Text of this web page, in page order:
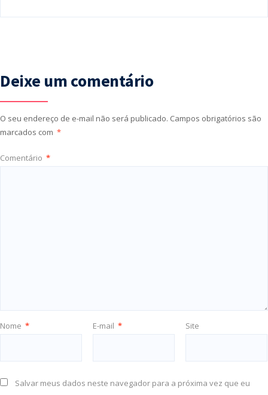
Deixe um comentário
O seu endereço de e-mail não será publicado. Campos obrigatórios são
marcados com *
Comentário *
Nome * E-mail * Site
Salvar meus dados neste navegador para a próxima vez que eu